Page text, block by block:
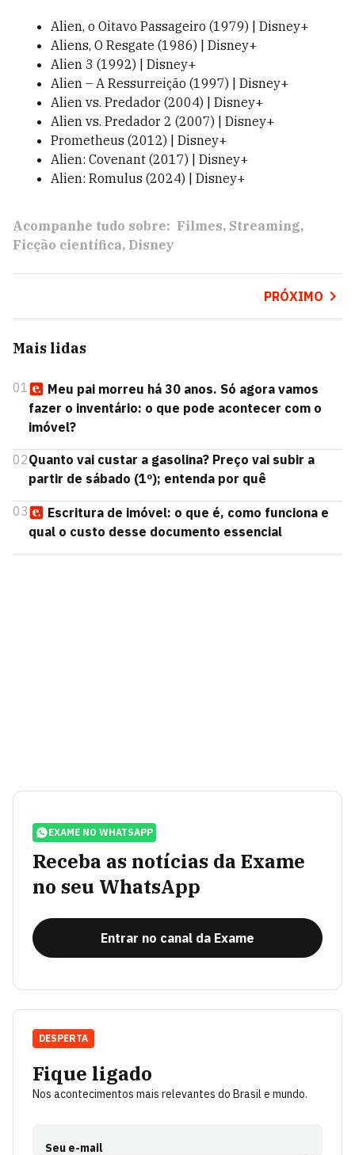
Alien, o Oitavo Passageiro (1979) | Disney+
Aliens, O Resgate (1986) | Disney+
Alien 3 (1992) | Disney+
Alien – A Ressurreição (1997) | Disney+
Alien vs. Predador (2004) | Disney+
Alien vs. Predador 2 (2007) | Disney+
Prometheus (2012) | Disney+
Alien: Covenant (2017) | Disney+
Alien: Romulus (2024) | Disney+
Acompanhe tudo sobre: Filmes Streaming
Ficção científica Disney
PRÓXIMO
Mais lidas
01
Meu pai morreu há 30 anos. Só agora vamos
fazer o inventário: o que pode acontecer com o
imóvel?
02Quanto vai custar a gasolina? Preço vai subir a
partir de sábado (1º); entenda por quê
03
Escritura de imóvel: o que é, como funciona e
qual o custo desse documento essencial
EXAME NO WHATSAPP
Receba as notícias da Exame
no seu WhatsApp
Entrar no canal da Exame
Fique ligado
Nos acontecimentos mais relevantes do Brasil e mundo.
Seu e-mail
DESPERTA